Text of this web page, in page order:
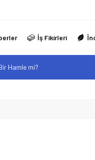
İş Fikirleri
Hamle mi?